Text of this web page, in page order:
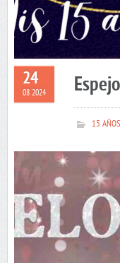
24
08 2024
15 AÑOS